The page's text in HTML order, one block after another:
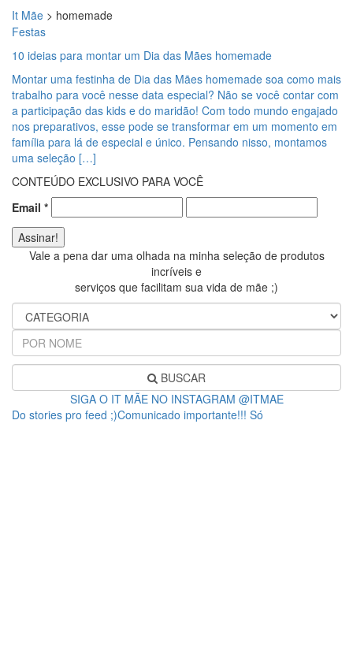
It Mãe > homemade
Festas
10 ideias para montar um Dia das Mães homemade
Montar uma festinha de Dia das Mães homemade soa como mais
trabalho para você nesse data especial? Não se você contar com
a participação das kids e do maridão! Com todo mundo engajado
nos preparativos, esse pode se transformar em um momento em
família para lá de especial e único. Pensando nisso, montamos
uma seleção […]
CONTEÚDO EXCLUSIVO PARA VOCÊ
Email *
Vale a pena dar uma olhada na minha seleção de produtos
incríveis e
serviços que facilitam sua vida de mãe ;)
BUSCAR
SIGA O IT MÃE NO INSTAGRAM @ITMAE
Do stories pro feed ;)Comunicado importante!!! Só